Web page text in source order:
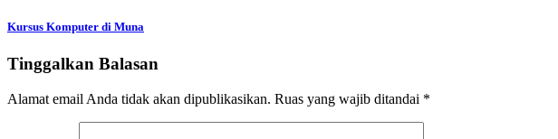
Kursus Komputer di Muna
Tinggalkan Balasan
Alamat email Anda tidak akan dipublikasikan. Ruas yang wajib ditandai *